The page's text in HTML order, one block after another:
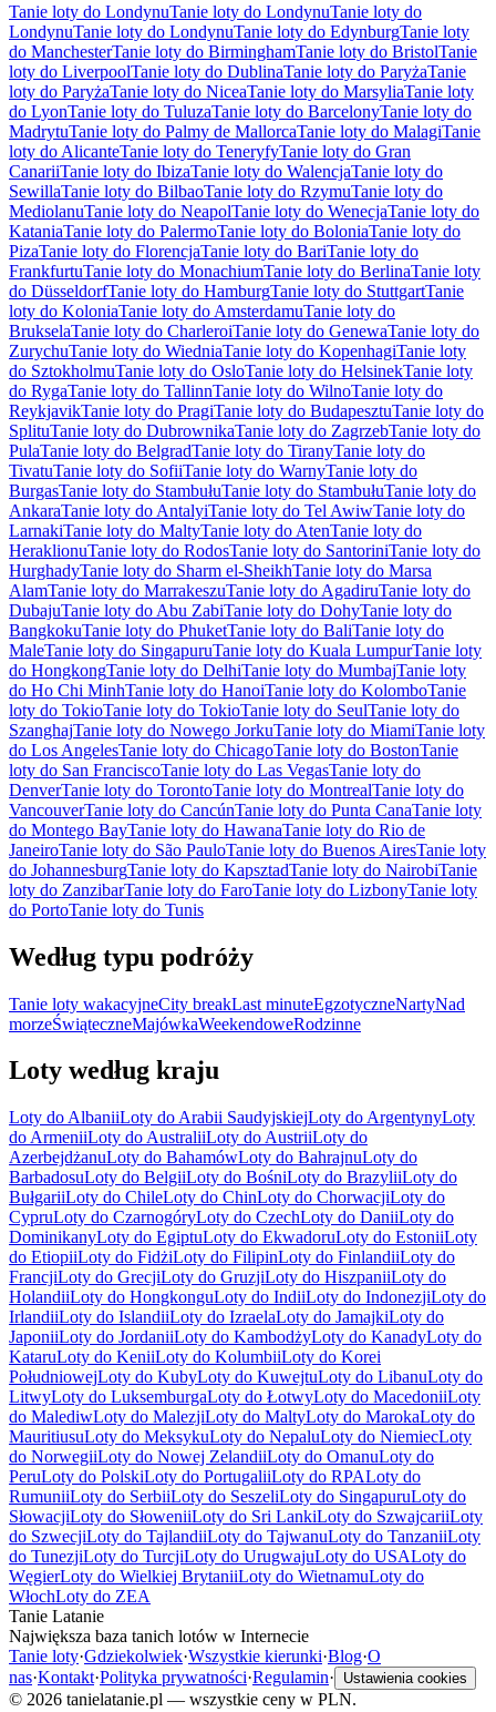
Tanie loty do LondynuTanie loty do LondynuTanie loty do
LondynuTanie loty do LondynuTanie loty do EdynburgTanie loty
do ManchesterTanie loty do BirminghamTanie loty do BristolTanie
loty do LiverpoolTanie loty do DublinaTanie loty do ParyżaTanie
loty do ParyżaTanie loty do NiceaTanie loty do MarsyliaTanie loty
do LyonTanie loty do TuluzaTanie loty do BarcelonyTanie loty do
MadrytuTanie loty do Palmy de MallorcaTanie loty do MalagiTanie
loty do AlicanteTanie loty do TeneryfyTanie loty do Gran
CanariiTanie loty do IbizaTanie loty do WalencjaTanie loty do
SewillaTanie loty do BilbaoTanie loty do RzymuTanie loty do
MediolanuTanie loty do NeapolTanie loty do WenecjaTanie loty do
KataniaTanie loty do PalermoTanie loty do BoloniaTanie loty do
PizaTanie loty do FlorencjaTanie loty do BariTanie loty do
FrankfurtuTanie loty do MonachiumTanie loty do BerlinaTanie loty
do DüsseldorfTanie loty do HamburgTanie loty do StuttgartTanie
loty do KoloniaTanie loty do AmsterdamuTanie loty do
BrukselaTanie loty do CharleroiTanie loty do GenewaTanie loty do
ZurychuTanie loty do WiedniaTanie loty do KopenhagiTanie loty
do SztokholmuTanie loty do OsloTanie loty do HelsinekTanie loty
do RygaTanie loty do TallinnTanie loty do WilnoTanie loty do
ReykjavikTanie loty do PragiTanie loty do BudapesztuTanie loty do
SplituTanie loty do DubrownikaTanie loty do ZagrzebTanie loty do
PulaTanie loty do BelgradTanie loty do TiranyTanie loty do
TivatuTanie loty do SofiiTanie loty do WarnyTanie loty do
BurgasTanie loty do StambułuTanie loty do StambułuTanie loty do
AnkaraTanie loty do AntalyiTanie loty do Tel AwiwTanie loty do
LarnakiTanie loty do MaltyTanie loty do AtenTanie loty do
HeraklionuTanie loty do RodosTanie loty do SantoriniTanie loty do
HurghadyTanie loty do Sharm el-SheikhTanie loty do Marsa
AlamTanie loty do MarrakeszuTanie loty do AgadiruTanie loty do
DubajuTanie loty do Abu ZabiTanie loty do DohyTanie loty do
BangkokuTanie loty do PhuketTanie loty do BaliTanie loty do
MaleTanie loty do SingapuruTanie loty do Kuala LumpurTanie loty
do HongkongTanie loty do DelhiTanie loty do MumbajTanie loty
do Ho Chi MinhTanie loty do HanoiTanie loty do KolomboTanie
loty do TokioTanie loty do TokioTanie loty do SeulTanie loty do
SzanghajTanie loty do Nowego JorkuTanie loty do MiamiTanie loty
do Los AngelesTanie loty do ChicagoTanie loty do BostonTanie
loty do San FranciscoTanie loty do Las VegasTanie loty do
DenverTanie loty do TorontoTanie loty do MontrealTanie loty do
VancouverTanie loty do CancúnTanie loty do Punta CanaTanie loty
do Montego BayTanie loty do HawanaTanie loty do Rio de
JaneiroTanie loty do São PauloTanie loty do Buenos AiresTanie loty
do JohannesburgTanie loty do KapsztadTanie loty do NairobiTanie
loty do ZanzibarTanie loty do FaroTanie loty do LizbonyTanie loty
do PortoTanie loty do Tunis
Według typu podróży
Tanie loty wakacyjneCity breakLast minuteEgzotyczneNartyNad
morzeŚwiąteczneMajówkaWeekendoweRodzinne
Loty według kraju
Loty do AlbaniiLoty do Arabii SaudyjskiejLoty do ArgentynyLoty
do ArmeniiLoty do AustraliiLoty do AustriiLoty do
AzerbejdżanuLoty do BahamówLoty do BahrajnuLoty do
BarbadosuLoty do BelgiiLoty do BośniLoty do BrazyliiLoty do
BułgariiLoty do ChileLoty do ChinLoty do ChorwacjiLoty do
CypruLoty do CzarnogóryLoty do CzechLoty do DaniiLoty do
DominikanyLoty do EgiptuLoty do EkwadoruLoty do EstoniiLoty
do EtiopiiLoty do FidżiLoty do FilipinLoty do FinlandiiLoty do
FrancjiLoty do GrecjiLoty do GruzjiLoty do HiszpaniiLoty do
HolandiiLoty do HongkonguLoty do IndiiLoty do IndonezjiLoty do
IrlandiiLoty do IslandiiLoty do IzraelaLoty do JamajkiLoty do
JaponiiLoty do JordaniiLoty do KambodżyLoty do KanadyLoty do
KataruLoty do KeniiLoty do KolumbiiLoty do Korei
PołudniowejLoty do KubyLoty do KuwejtuLoty do LibanuLoty do
LitwyLoty do LuksemburgaLoty do ŁotwyLoty do MacedoniiLoty
do MalediwLoty do MalezjiLoty do MaltyLoty do MarokaLoty do
MauritiusuLoty do MeksykuLoty do NepaluLoty do NiemiecLoty
do NorwegiiLoty do Nowej ZelandiiLoty do OmanuLoty do
PeruLoty do PolskiLoty do PortugaliiLoty do RPALoty do
RumuniiLoty do SerbiiLoty do SeszeliLoty do SingapuruLoty do
SłowacjiLoty do SłoweniiLoty do Sri LankiLoty do SzwajcariiLoty
do SzwecjiLoty do TajlandiiLoty do TajwanuLoty do TanzaniiLoty
do TunezjiLoty do TurcjiLoty do UrugwajuLoty do USALoty do
WęgierLoty do Wielkiej BrytaniiLoty do WietnamuLoty do
WłochLoty do ZEA
Tanie Latanie
Największa baza tanich lotów w Internecie
Tanie loty·Gdziekolwiek·Wszystkie kierunki·Blog·O
nas·Kontakt·Polityka prywatności·Regulamin· Ustawienia cookies
© 2026 tanielatanie.pl — wszystkie ceny w PLN.